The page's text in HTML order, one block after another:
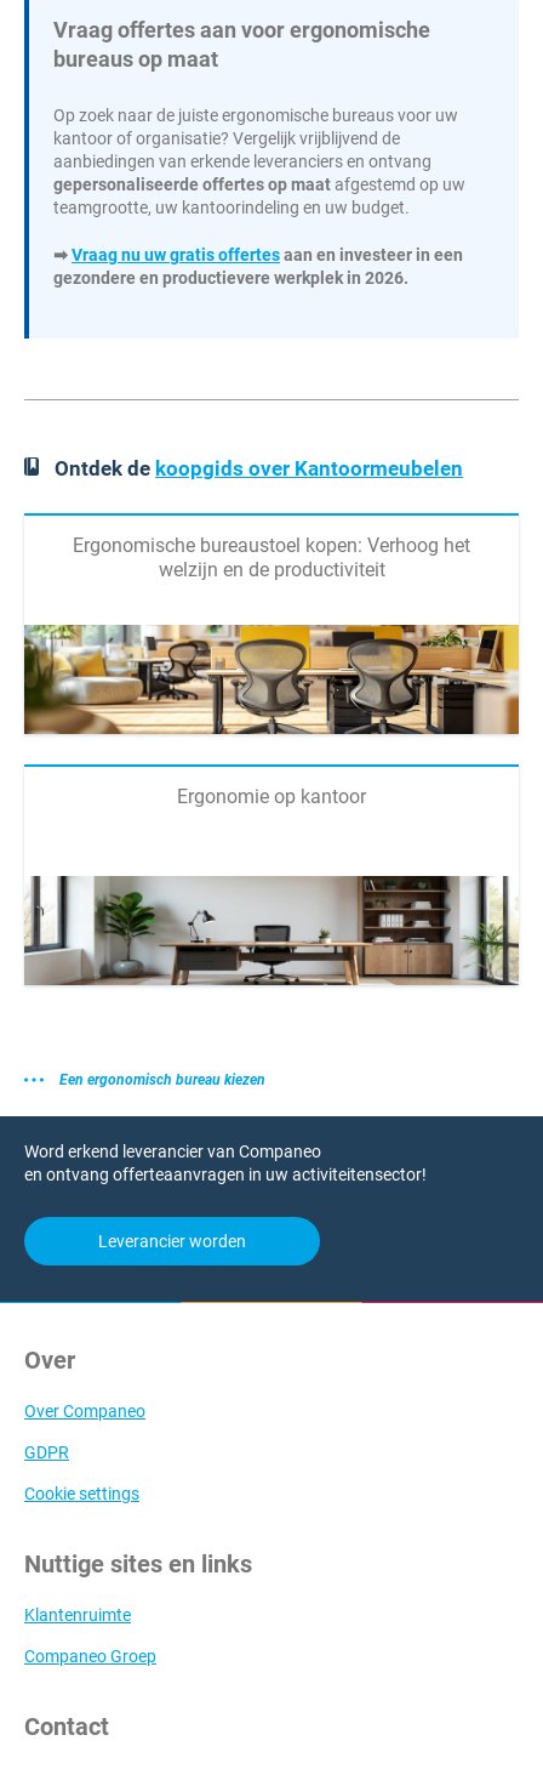
Vraag offertes aan voor ergonomische
bureaus op maat
Op zoek naar de juiste ergonomische bureaus voor uw
kantoor of organisatie? Vergelijk vrijblijvend de
aanbiedingen van erkende leveranciers en ontvang
gepersonaliseerde offertes op maatafgestemd op uw
teamgrootte, uw kantoorindeling en uw budget.
➡Vraag nu uw gratis offertesaan en investeer in een
gezondere en productievere werkplek in 2026.
Ontdek de koopgids over Kantoormeubelen
Ergonomische bureaustoel kopen: Verhoog het
welzijn en de productiviteit
Ergonomie op kantoor
Een ergonomisch bureau kiezen
Word erkend leverancier van Companeo
en ontvang offerteaanvragen in uw activiteitensector!
Leverancier worden
Over
Over Companeo
GDPR
Cookie settings
Nuttige sites en links
Klantenruimte
Companeo Groep
Contact